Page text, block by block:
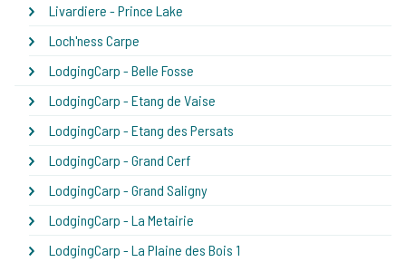
Livardiere - Prince Lake
Loch'ness Carpe
LodgingCarp - Belle Fosse
LodgingCarp - Etang de Vaise
LodgingCarp - Etang des Persats
LodgingCarp - Grand Cerf
LodgingCarp - Grand Saligny
LodgingCarp - La Metairie
LodgingCarp - La Plaine des Bois 1